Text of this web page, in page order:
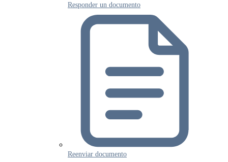
Responder un documento
Reenviar documento